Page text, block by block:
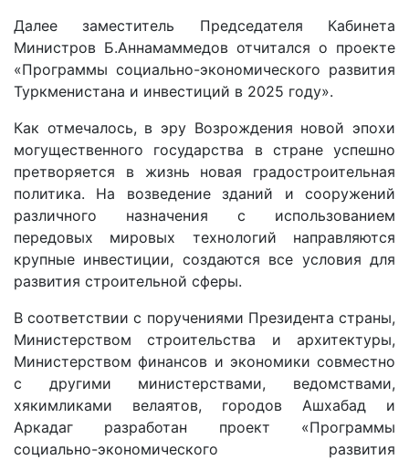
Далее заместитель Председателя Кабинета
Министров Б.Аннамаммедов отчитался о проекте
«Программы социально-экономического развития
Туркменистана и инвестиций в 2025 году».
Как отмечалось, в эру Возрождения новой эпохи
могущественного государства в стране успешно
претворяется в жизнь новая градостроительная
политика. На возведение зданий и сооружений
различного назначения с использованием
передовых мировых технологий направляются
крупные инвестиции, создаются все условия для
развития строительной сферы.
В соответствии с поручениями Президента страны,
Министерством строительства и архитектуры,
Министерством финансов и экономики совместно
с другими министерствами, ведомствами,
хякимликами велаятов, городов Ашхабад и
Аркадаг разработан проект «Программы
социально-экономического развития